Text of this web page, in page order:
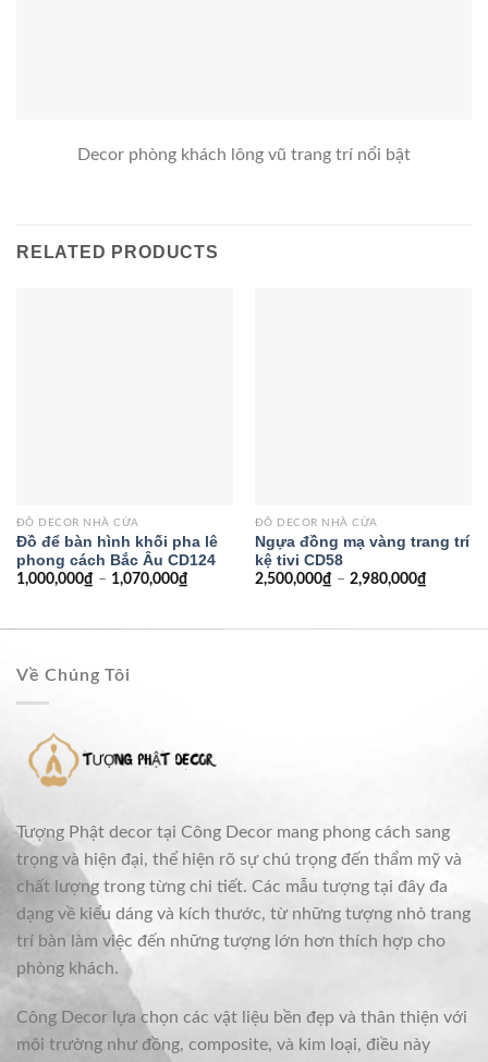
Decor phòng khách lông vũ trang trí nổi bật
RELATED PRODUCTS
ĐỒ DECOR NHÀ CỬA
Đồ để bàn hình khối pha lê
phong cách Bắc Âu CD124
1,000,000₫ – 1,070,000₫
ĐỒ DECOR NHÀ CỬA
Ngựa đồng mạ vàng trang trí
kệ tivi CD58
2,500,000₫ – 2,980,000₫
Về Chúng Tôi
Tượng Phật decor tại Công Decor mang phong cách sang
trọng và hiện đại, thể hiện rõ sự chú trọng đến thẩm mỹ và
chất lượng trong từng chi tiết. Các mẫu tượng tại đây đa
dạng về kiểu dáng và kích thước, từ những tượng nhỏ trang
trí bàn làm việc đến những tượng lớn hơn thích hợp cho
phòng khách.
Công Decor lựa chọn các vật liệu bền đẹp và thân thiện với
môi trường như đồng, composite, và kim loại, điều này